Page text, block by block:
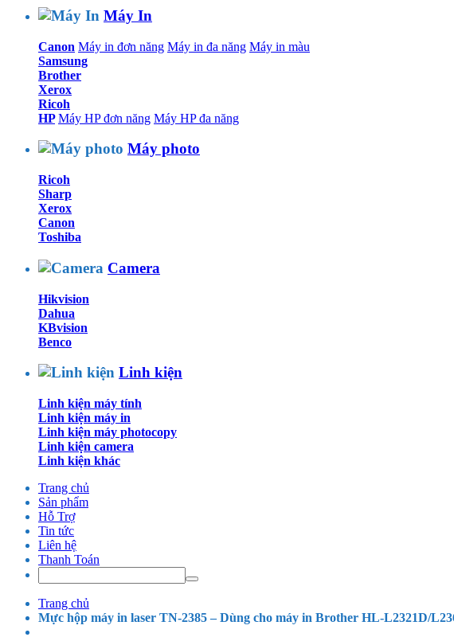
Máy In
Canon Máy in đơn năng Máy in đa năng Máy in màu
Samsung
Brother
Xerox
Ricoh
HP Máy HP đơn năng Máy HP đa năng
Máy photo
Ricoh
Sharp
Xerox
Canon
Toshiba
Camera
Hikvision
Dahua
KBvision
Benco
Linh kiện
Linh kiện máy tính
Linh kiện máy in
Linh kiện máy photocopy
Linh kiện camera
Linh kiện khác
Trang chủ
Sản phẩm
Hỗ Trợ
Tin tức
Liên hệ
Thanh Toán
Trang chủ
Mực hộp máy in laser TN-2385 – Dùng cho máy in Brother HL-L2321D/